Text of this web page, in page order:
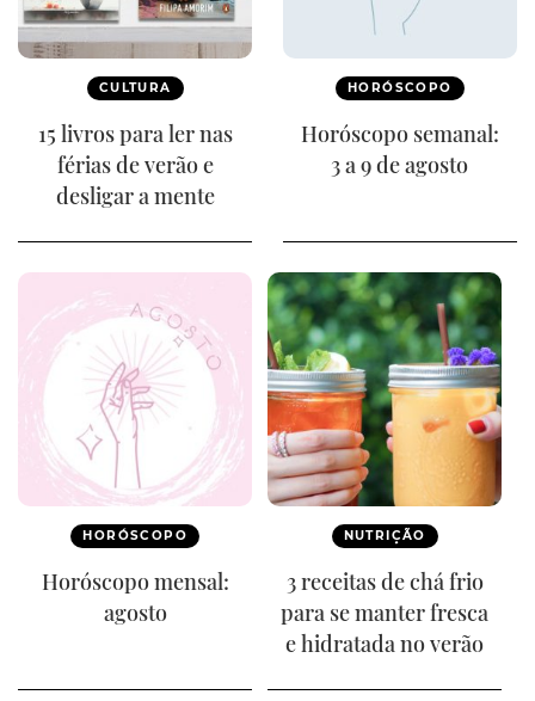
CULTURA
15 livros para ler nas
férias de verão e
desligar a mente
HORÓSCOPO
Horóscopo semanal:
3 a 9 de agosto
HORÓSCOPO
Horóscopo mensal:
agosto
NUTRIÇÃO
3 receitas de chá frio
para se manter fresca
e hidratada no verão